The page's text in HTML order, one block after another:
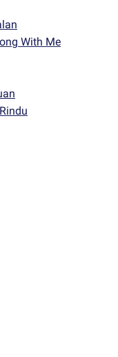
With Me